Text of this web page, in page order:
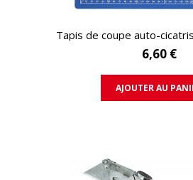
APERÇU RAPIDE
Tapis de coupe auto-
6,60 €
AJOUTER AU